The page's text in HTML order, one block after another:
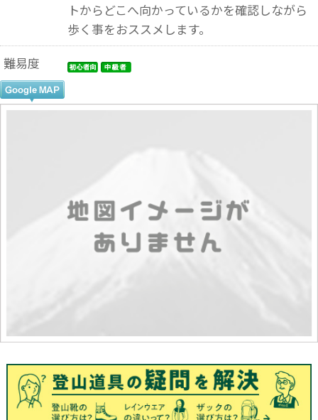
トからどこへ向かっているかを確認しながら
歩く事をおススメします。
難易度